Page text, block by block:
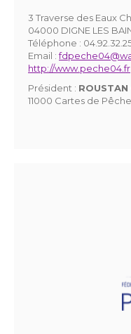
3 Traverse des Eaux
04000 DIGNE LES
Téléphone :
Email :
http://www.peche04.fr
Président : ROUSTAN
11000 Cartes de Pêche